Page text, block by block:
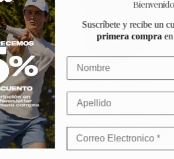
Sistema anti-lesión
Malla cubierta para generar un
proteger el vídrio. También beneficia
pelota y aumenta la protección de
acristalada.
Suscríbete y recibe un
primera compra